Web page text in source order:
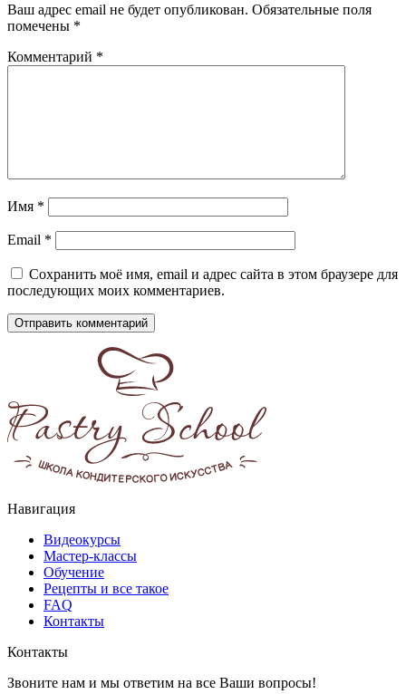
Ваш адрес email не будет опубликован. Обязательные поля
помечены *
Комментарий *
Имя *
Email *
Сохранить моё имя, email и адрес сайта в этом браузере для
последующих моих комментариев.
Навигация
Видеокурсы
Мастер-классы
Обучение
Рецепты и все такое
FAQ
Контакты
Контакты
Звоните нам и мы ответим на все Ваши вопросы!